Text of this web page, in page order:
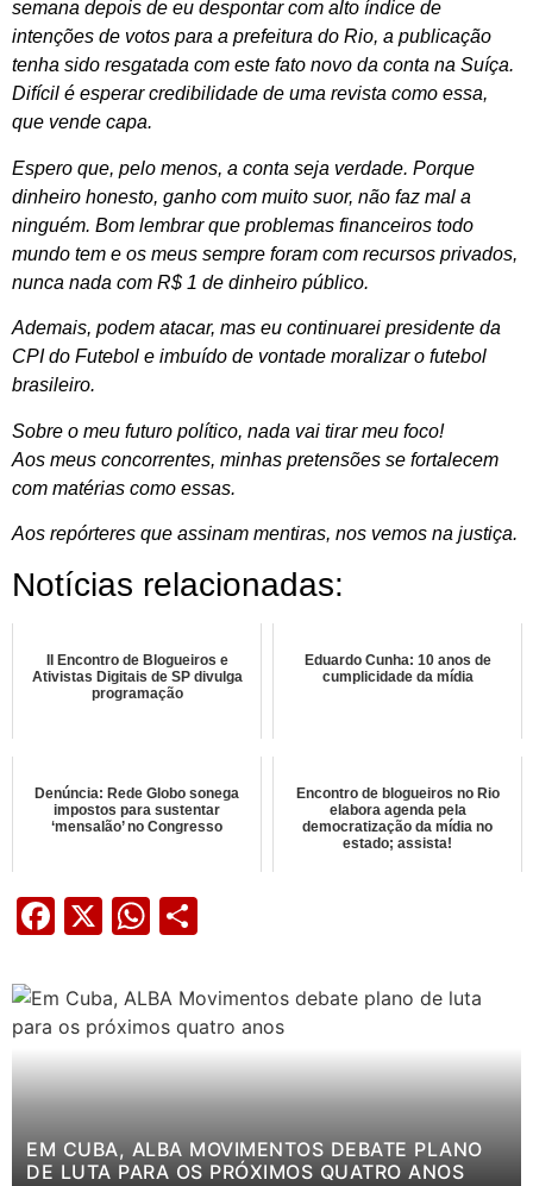
semana depois de eu despontar com alto índice de
intenções de votos para a prefeitura do Rio, a publicação
tenha sido resgatada com este fato novo da conta na Suíça.
Difícil é esperar credibilidade de uma revista como essa,
que vende capa.
Espero que, pelo menos, a conta seja verdade. Porque
dinheiro honesto, ganho com muito suor, não faz mal a
ninguém. Bom lembrar que problemas financeiros todo
mundo tem e os meus sempre foram com recursos privados,
nunca nada com R$ 1 de dinheiro público.
Ademais, podem atacar, mas eu continuarei presidente da
CPI do Futebol e imbuído de vontade moralizar o futebol
brasileiro.
Sobre o meu futuro político, nada vai tirar meu foco!
Aos meus concorrentes, minhas pretensões se fortalecem
com matérias como essas.
Aos repórteres que assinam mentiras, nos vemos na justiça.
Notícias relacionadas:
II Encontro de Blogueiros e
Ativistas Digitais de SP divulga
programação
Eduardo Cunha: 10 anos de
cumplicidade da mídia
Denúncia: Rede Globo sonega
impostos para sustentar
‘mensalão’ no Congresso
Encontro de blogueiros no Rio
elabora agenda pela
democratização da mídia no
estado; assista!
Facebook
X WhatsApp
EM CUBA, ALBA MOVIMENTOS DEBATE PLANO
DE LUTA PARA OS PRÓXIMOS QUATRO ANOS